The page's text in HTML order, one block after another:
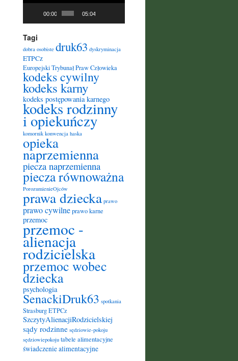
00:00 05:04
Tagi
dobra osobiste druk63 dyskryminacja
ETPCz
Europejski Trybunał Praw Człowieka
kodeks cywilny
kodeks karny
kodeks postępowania karnego
kodeks rodzinny
i opiekuńczy
komornik konwencja haska
opieka
naprzemienna
piecza naprzemienna
piecza równoważna
PorozumienieOjców
prawa dziecka prawo
prawo cywilneprawo karne
przemoc
przemoc -
alienacja
rodzicielska
przemoc wobec
dziecka
psychologia
SenackiDruk63 spotkania
Strasburg ETPCz
SzczytyAlienacjiRodzicielskiej
sądy rodzinne sędziowie-pokoju
sędziowiepokoju tabele alimentacyjne
świadczenie alimentacyjne